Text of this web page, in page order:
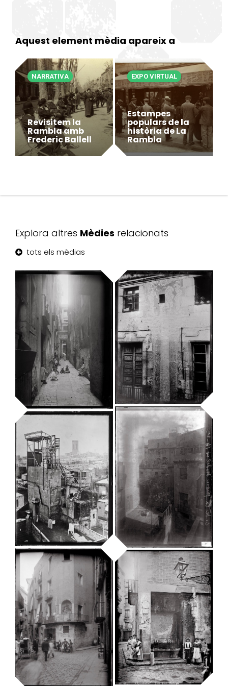
Aquest element mèdia apareix a
Revisitem la
Rambla amb
Frederic Ballell
NARRATIVA
Estampes
populars de la
història de La
Rambla
EXPO VIRTUAL
Explora altres Mèdies relacionats
tots els mèdias
Carrer d’en
Malla
Arxiu Fotogràfic de Barcelona
Carrer de Sant
Pere Més Alt.
Casa dels Velers,
Col·legi de l’Art
Major de la Seda
Arxiu Fotogràfic de Barcelona
Carrer de
l’Argenteria.
Colomar
Arxiu Fotogràfic de Barcelona
Terrat de Can
Laforja
Arxiu Fotogràfic de Barcelona